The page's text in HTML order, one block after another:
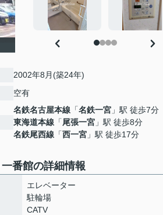
2002年8月(築24年)
空有
名鉄名古屋本線 「名鉄一宮 」駅 徒歩7分
東海道本線 「尾張一宮 」駅 徒歩8分
名鉄尾西線 「西一宮 」駅 徒歩17分
番館の詳細情報
エレベーター
駐輪場
CATV